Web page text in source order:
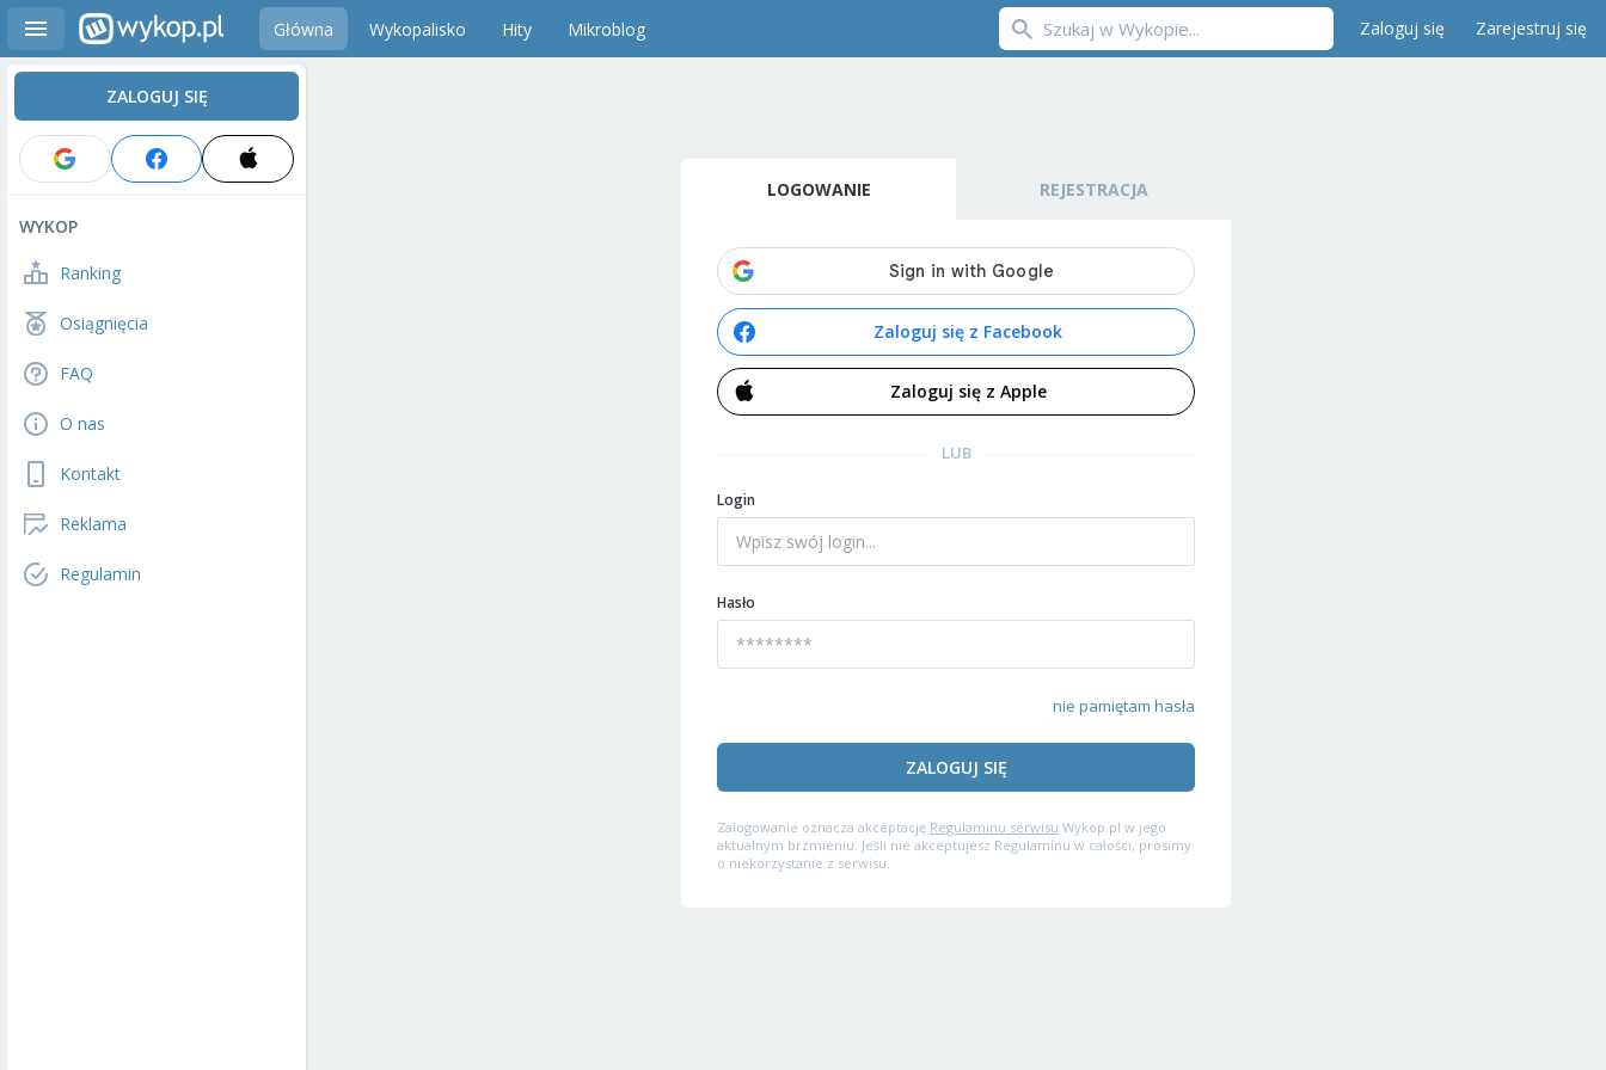
Główna Wykopalisko Hity Mikroblog Zaloguj się Zarejestruj się
ZALOGUJ SIĘ
WYKOP
Ranking
Osiągnięcia
FAQ
O nas
Kontakt
Reklama
Regulamin
LOGOWANIE REJESTRACJA
Zaloguj się z Facebook
Zaloguj się z Apple
LUB
Login
Hasło
nie pamiętam hasła
ZALOGUJ SIĘ
Zalogowanie oznacza akceptację Regulaminu serwisu Wykop.pl w jego
aktualnym brzmieniu. Jeśli nie akceptujesz Regulaminu w całości, prosimy
o niekorzystanie z serwisu.